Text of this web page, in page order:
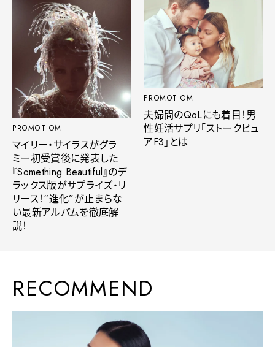
PROMOTIOM
マイリー・サイラスがグラ
ミー初受賞後に発表した
『Something Beautiful』のデ
ラックス版がサプライズ・リ
リース！“進化”が止まらな
い最新アルバムを徹底解
説！
PROMOTIOM
夫婦間のQoLにも着目！男
性妊活サプリ「ストークピュ
アF3」とは
RECOMMEND